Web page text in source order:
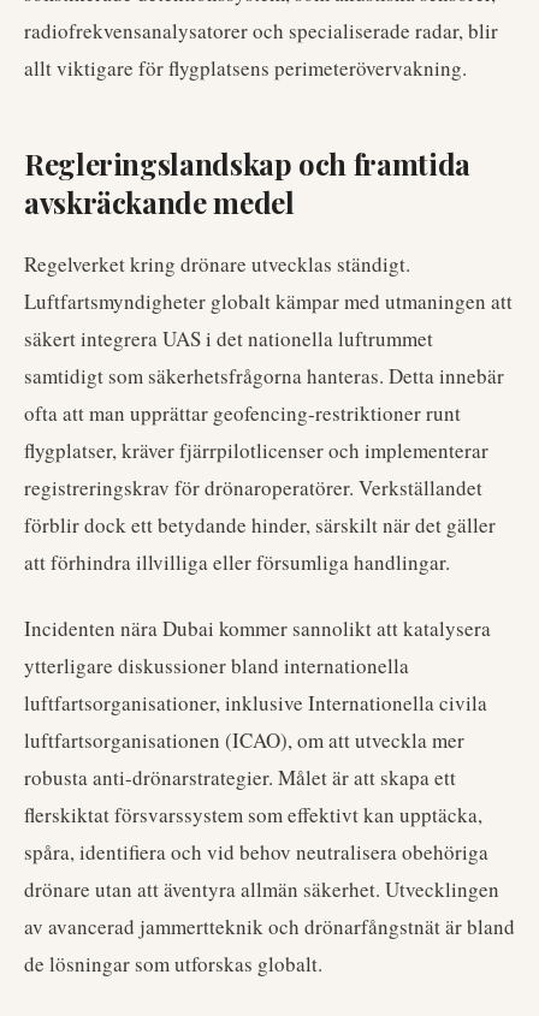
radiofrekvensanalysatorer och specialiserade radar, blir
allt viktigare för flygplatsens perimeterövervakning.
Regleringslandskap och framtida
avskräckande medel
Regelverket kring drönare utvecklas ständigt.
Luftfartsmyndigheter globalt kämpar med utmaningen att
säkert integrera UAS i det nationella luftrummet
samtidigt som säkerhetsfrågorna hanteras. Detta innebär
ofta att man upprättar geofencing-restriktioner runt
flygplatser, kräver fjärrpilotlicenser och implementerar
registreringskrav för drönaroperatörer. Verkställandet
förblir dock ett betydande hinder, särskilt när det gäller
att förhindra illvilliga eller försumliga handlingar.
Incidenten nära Dubai kommer sannolikt att katalysera
ytterligare diskussioner bland internationella
luftfartsorganisationer, inklusive Internationella civila
luftfartsorganisationen (ICAO), om att utveckla mer
robusta anti-drönarstrategier. Målet är att skapa ett
flerskiktat försvarssystem som effektivt kan upptäcka,
spåra, identifiera och vid behov neutralisera obehöriga
drönare utan att äventyra allmän säkerhet. Utvecklingen
av avancerad jammertteknik och drönarfångstnät är bland
de lösningar som utforskas globalt.